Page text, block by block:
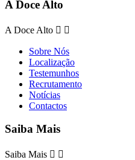
A Doce Alto
A Doce Alto  
Sobre Nós
Localização
Testemunhos
Recrutamento
Notícias
Contactos
Saiba Mais
Saiba Mais  